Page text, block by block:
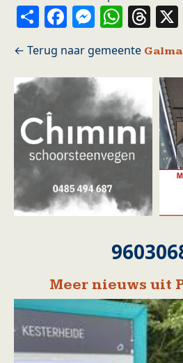
ShareFacebook
Meer nieuws uit